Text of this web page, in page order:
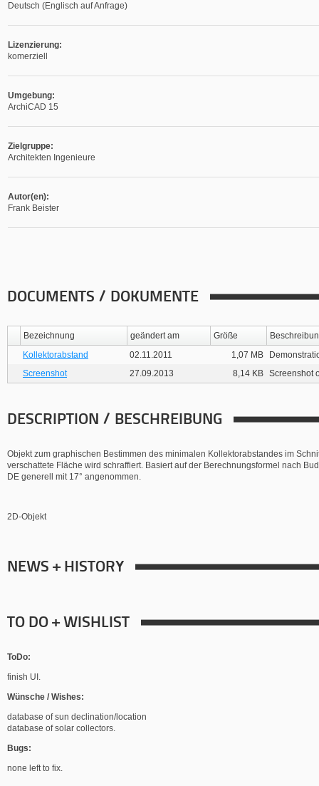
Deutsch (Englisch auf Anfrage)
Lizenzierung:
komerziell
Umgebung:
ArchiCAD 15
Zielgruppe:
Architekten Ingenieure
Autor(en):
Frank Beister
DOCUMENTS / DOKUMENTE
Bezeichnung geändert am Größe
Kollektorabstand
02.11.2011 1,07 MB
Screenshot
27.09.2013 8,14 KB Screenshot
DESCRIPTION / BESCHREIBUNG
Objekt zum graphischen Bestimmen des minimalen Kollektorabstandes im
verschattete Fläche wird schraffiert. Basiert auf der Berechnungsformel nach
DE generell mit 17° angenommen.
2D-Objekt
NEWS + HISTORY
TO DO + WISHLIST
ToDo:
finish UI.
Wünsche / Wishes:
database of sun declination/location
database of solar collectors.
Bugs:
none left to fix.